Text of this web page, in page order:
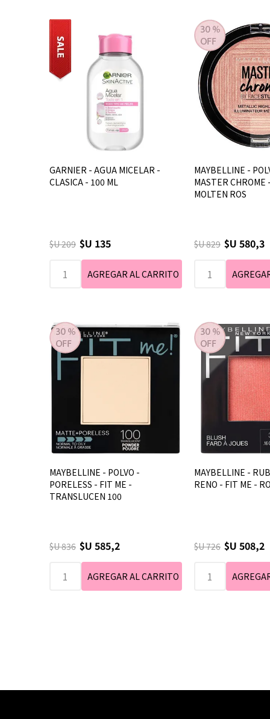
GARNIER - AGUA MICELAR -
CLASICA - 100 ML
$U 209 $U 135
MAYBELLINE -
MASTER CHROME
MOLTEN ROS
$U 829 $U 580,3
MAYBELLINE - POLVO -
PORELESS - FIT ME -
TRANSLUCEN 100
$U 836 $U 585,2
MAYBELLINE -
RENO - FIT ME -
$U 726 $U 508,2